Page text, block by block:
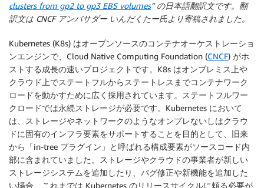
clusters from gp2 to gp3 EBS volumes” の日本語翻訳文です。翻
訳文は CNCF アンバサダー いんだくたー氏より寄稿されました。
Kubernetes (K8s) はオープンソースのコンテナオーケストレーショ
ンエンジンで、Cloud Native Computing Foundation (CNCF) がホ
ストする成長の速いプロジェクトです。K8s はオンプレミス上や
クラウド上でステートフルからステートレスまでコンテナワーク
ロードを動かすために広く採用されています。ステートフルワー
クロードでは永続ストレージが必要です。Kubernetes において
は、ストレージやネットワークのようなオンプレないしはクラウ
ドに固有のインフラ要素をサポートすることを目的として、旧来
から「in-tree プラグイン」と呼ばれる構成要素がソースコード内
部に含まれていました。ストレージやクラウドの事業者が新しい
ストレージシステムを追加したり、バグ修正や新機能を追加した
い場合、これまでは Kubernetes のリリースサイクルに頼る必要が